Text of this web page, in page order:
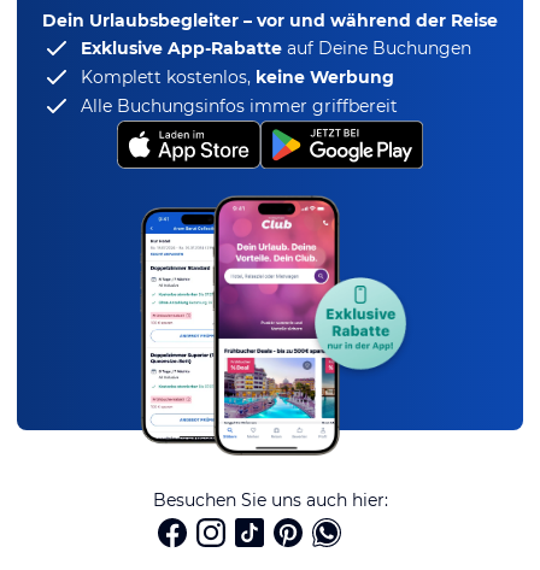
Dein Urlaubsbegleiter – vor und während der Reise
Exklusive App-Rabatte auf Deine Buchungen
Komplett kostenlos, keine Werbung
Alle Buchungsinfos immer griffbereit
Besuchen Sie uns auch hier: